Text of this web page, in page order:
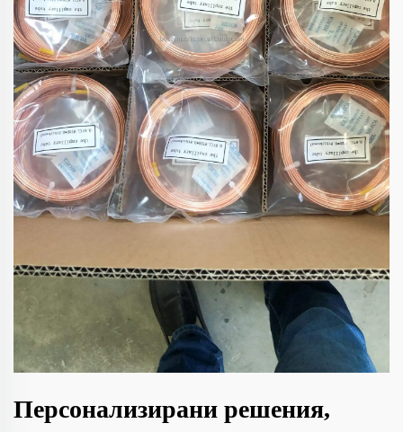
Персонализирани решения,